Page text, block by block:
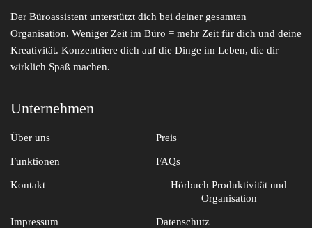
Der Büroassistent unterstützt dich bei deiner gesamten
Organisation. Weniger Zeit im Büro = mehr Zeit für dich und deine
Kreativität. Konzentriere dich auf die Dinge im Leben, die dir
wirklich Spaß machen.
Unternehmen
Über uns Preis
Funktionen FAQs
Kontakt
Hörbuch Produktivität und
Organisation
Impressum Datenschutz